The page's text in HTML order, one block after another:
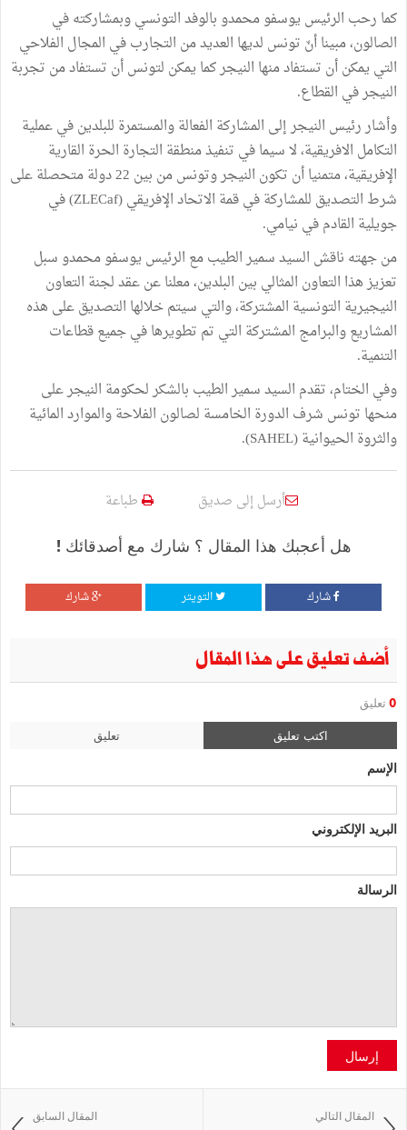
كما رحب الرئيس يوسفو محمدو بالوفد التونسي وبمشاركته في
الصالون، مبينا أنّ تونس لديها العديد من التجارب في المجال الفلاحي
التي يمكن أن تستفاد منها النيجر كما يمكن لتونس أن تستفاد من تجربة
النيجر في القطاع.
وأشار رئيس النيجر إلى المشاركة الفعالة والمستمرة للبلدين في عملية
التكامل الافريقية، لا سيما في تنفيذ منطقة التجارة الحرة القارية
الإفريقية، متمنيا أن تكون النيجر وتونس من بين 22 دولة متحصلة على
شرط التصديق للمشاركة في قمة الاتحاد الإفريقي (ZLECaf) في
جويلية القادم في نيامي.
من جهته ناقش السيد سمير الطيب مع الرئيس يوسفو محمدو سبل
تعزيز هذا التعاون المثالي بين البلدين، معلنا عن عقد لجنة التعاون
النيجيرية التونسية المشتركة، والتي سيتم خلالها التصديق على هذه
المشاريع والبرامج المشتركة التي تم تطويرها في جميع قطاعات
التنمية.
وفي الختام، تقدم السيد سمير الطيب بالشكر لحكومة النيجر على
منحها تونس شرف الدورة الخامسة لصالون الفلاحة والموارد المائية
والثروة الحيوانية (SAHEL).
أرسل إلى صديق طباعة
هل أعجبك هذا المقال ؟ شارك مع أصدقائك !
شارك التويتر شارك
أضف تعليق على هذا المقال
0 تعليق
اكتب تعليق تعليق
الإسم
البريد الإلكتروني
الرسالة
إرسال
المقال السابق المقال التالي